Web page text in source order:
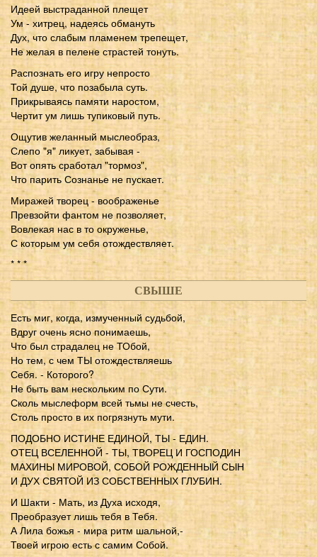
Идеей выстраданной плещет
Ум - хитрец, надеясь обмануть
Дух, что слабым пламенем трепещет,
Не желая в пелене страстей тонуть.
Распознать его игру непросто
Той душе, что позабыла суть.
Прикрываясь памяти наростом,
Чертит ум лишь тупиковый путь.
Ощутив желанный мыслеобраз,
Слепо "я" ликует, забывая -
Вот опять сработал "тормоз",
Что парить Сознанье не пускает.
Миражей творец - воображенье
Превзойти фантом не позволяет,
Вовлекая нас в то окруженье,
С которым ум себя отождествляет.
* * *
СВЫШЕ
Есть миг, когда, измученный судьбой,
Вдруг очень ясно понимаешь,
Что был страдалец не ТОбой,
Но тем, с чем ТЫ отождествляешь
Себя. - Которого?
Не быть вам нескольким по Сути.
Сколь мыслеформ всей тьмы не счесть,
Столь просто в их погрязнуть мути.
ПОДОБНО ИСТИНЕ ЕДИНОЙ, ТЫ - ЕДИН.
ОТЕЦ ВСЕЛЕННОЙ - ТЫ, ТВОРЕЦ И ГОСПОДИН
МАХИНЫ МИРОВОЙ, СОБОЙ РОЖДЕННЫЙ СЫН
И ДУХ СВЯТОЙ ИЗ СОБСТВЕННЫХ ГЛУБИН.
И Шакти - Мать, из Духа исходя,
Преобразует лишь тебя в Тебя.
А Лила божья - мира ритм шальной,-
Твоей игрою есть с самим Собой.